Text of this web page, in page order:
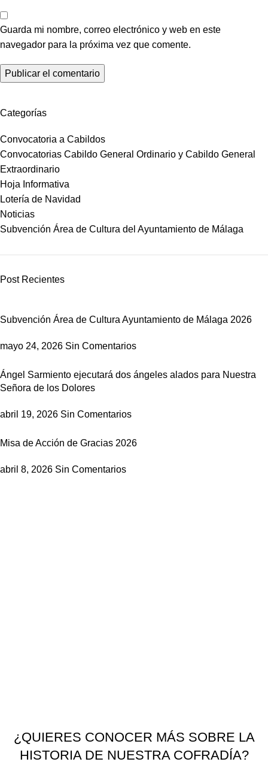
Guarda mi nombre, correo electrónico y web en este
navegador para la próxima vez que comente.
Categorías
Convocatoria a Cabildos
Convocatorias Cabildo General Ordinario y Cabildo General
Extraordinario
Hoja Informativa
Lotería de Navidad
Noticias
Subvención Área de Cultura del Ayuntamiento de Málaga
Post Recientes
Subvención Área de Cultura Ayuntamiento de Málaga 2026
mayo 24, 2026 Sin Comentarios
Ángel Sarmiento ejecutará dos ángeles alados para Nuestra
Señora de los Dolores
abril 19, 2026 Sin Comentarios
Misa de Acción de Gracias 2026
abril 8, 2026 Sin Comentarios
¿QUIERES CONOCER MÁS SOBRE LA
HISTORIA DE NUESTRA COFRADÍA?